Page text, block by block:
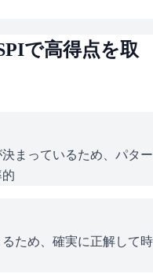
で高得点を取
まっているため、パター
ため、確実に正解して時